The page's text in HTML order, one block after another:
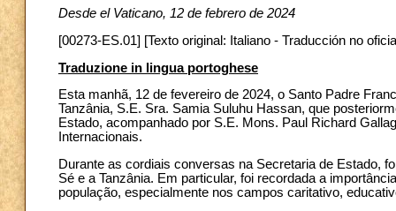
Desde el Vaticano, 12 de febrero de 2024
[00273-ES.01] [Texto original: Italiano - Traducción no
Traduzione in lingua portoghese
Esta manhã, 12 de fevereiro de 2024, o Santo Padre
Tanzânia, S.E. Sra. Samia Suluhu Hassan, que
Estado, acompanhado por S.E. Mons. Paul Richard
Internacionais.
Durante as cordiais conversas na Secretaria de Estado,
Sé e a Tanzânia. Em particular, foi recordada a
população, especialmente nos campos caritativo,